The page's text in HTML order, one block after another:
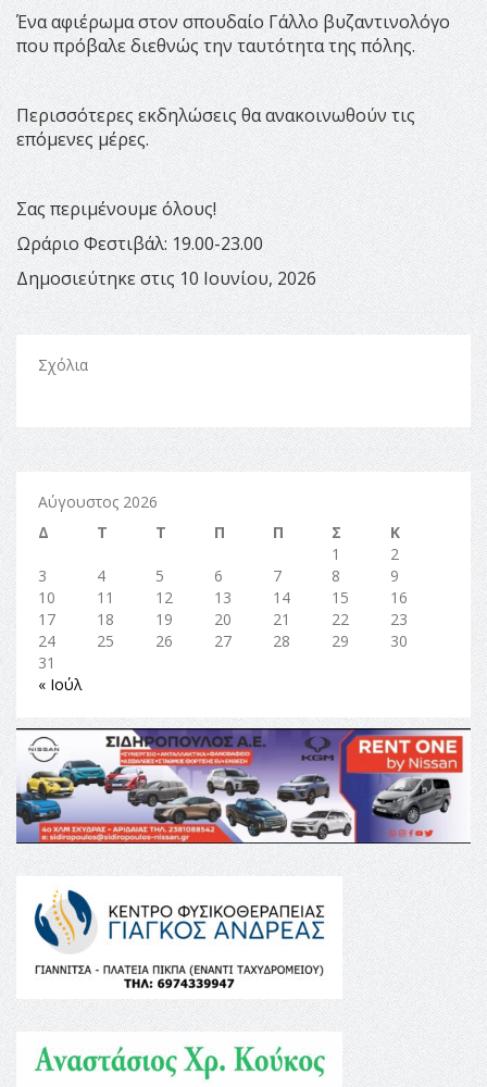
Ένα αφιέρωμα στον σπουδαίο Γάλλο βυζαντινολόγο
που πρόβαλε διεθνώς την ταυτότητα της πόλης.
Περισσότερες εκδηλώσεις θα ανακοινωθούν τις
επόμενες μέρες.
Σας περιμένουμε όλους!
Ωράριο Φεστιβάλ: 19.00-23.00
Δημοσιεύτηκε στις 10 Ιουνίου, 2026
Σχόλια
Αύγουστος 2026
Δ
Τ Τ Π Π Σ
Κ
1
2
3
4 5 6 7 8
9
10
11 12 13 14 15
16
17
18 19 20 21 22
23
24
25 26 27 28 29
30
31
« Ιούλ